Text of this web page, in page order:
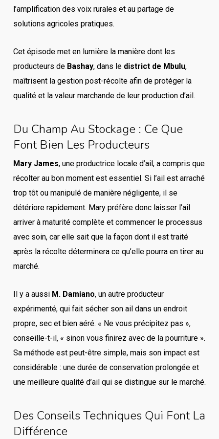
l’amplification des voix rurales et au partage de
solutions agricoles pratiques.
Cet épisode met en lumière la manière dont les
producteurs de Bashay, dans le district de Mbulu,
maîtrisent la gestion post-récolte afin de protéger la
qualité et la valeur marchande de leur production d’ail.
Du Champ Au Stockage : Ce Que
Font Bien Les Producteurs
Mary James, une productrice locale d’ail, a compris que
récolter au bon moment est essentiel. Si l’ail est arraché
trop tôt ou manipulé de manière négligente, il se
détériore rapidement. Mary préfère donc laisser l’ail
arriver à maturité complète et commencer le processus
avec soin, car elle sait que la façon dont il est traité
après la récolte déterminera ce qu’elle pourra en tirer au
marché.
Il y a aussi M. Damiano, un autre producteur
expérimenté, qui fait sécher son ail dans un endroit
propre, sec et bien aéré. « Ne vous précipitez pas »,
conseille-t-il, « sinon vous finirez avec de la pourriture ».
Sa méthode est peut-être simple, mais son impact est
considérable : une durée de conservation prolongée et
une meilleure qualité d’ail qui se distingue sur le marché.
Des Conseils Techniques Qui Font La
Différence